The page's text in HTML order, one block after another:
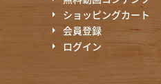
ショッピングカート
会員登録
ログイン